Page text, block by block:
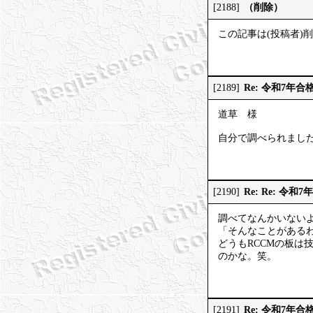
[2188] （削除）
この記事は(投稿者)
[2189] Re: 令和7年合
道草 様
自分で調べられまし
[2190] Re: Re: 令和7
調べてなんかいない
「そんなことがあ
どうもRCCMの板は
のかな。笑。
[2191] Re: 令和7年合